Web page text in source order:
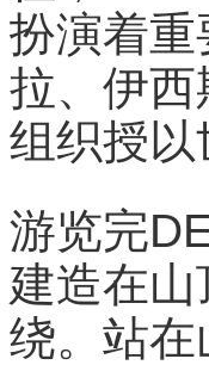
扮演着
拉、伊
组织授
游览完
建造在
绕。站